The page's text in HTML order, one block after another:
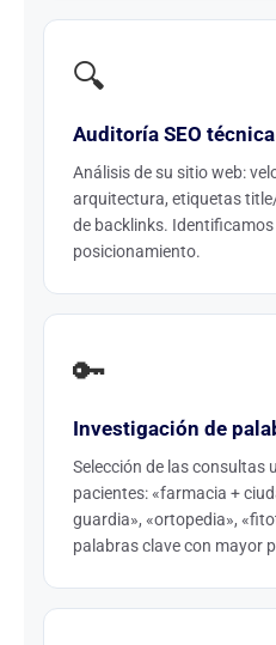
🔍
Auditoría SEO técnica
Análisis de su sitio web:
arquitectura, etiquetas
de backlinks.
posicionamiento.
🔑
Investigación de
Selección de las consultas
pacientes: «farmacia +
guardia», «ortopedia»,
palabras clave con mayor